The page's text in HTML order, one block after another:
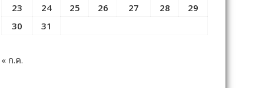
23
24 25 26 27 28
29
30
31
« ก.ค.